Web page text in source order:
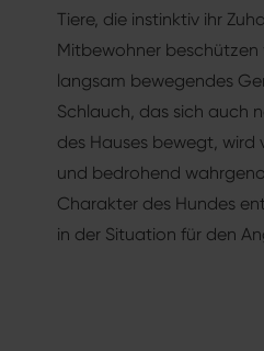
Tiere, die instinktiv ihr
Mitbewohner beschützen
langsam bewegendes
Schlauch, das sich auch
des Hauses bewegt, wird
und bedrohend
Charakter des Hundes
in der Situation für den